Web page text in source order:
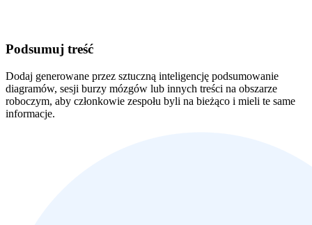
Podsumuj treść
Dodaj generowane przez sztuczną inteligencję podsumowanie
diagramów, sesji burzy mózgów lub innych treści na obszarze
roboczym, aby członkowie zespołu byli na bieżąco i mieli te same
informacje.